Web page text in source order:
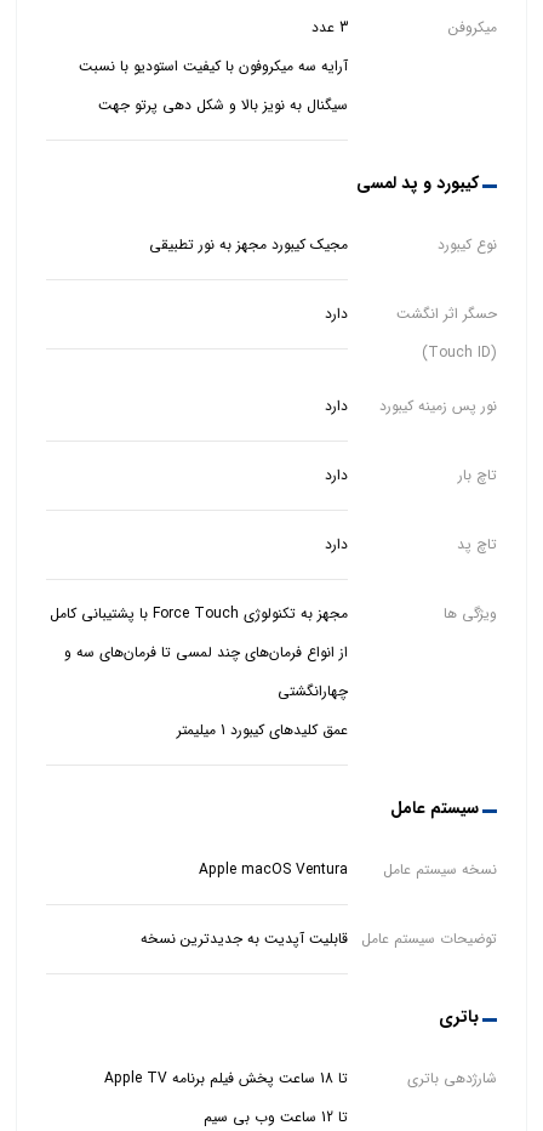
میکروفن
3 عدد
آرایه سه میکروفون با کیفیت استودیو با نسبت
سیگنال به نویز بالا و شکل دهی پرتو جهت
کیبورد و پد لمسی
نوع کیبورد مجیک کیبورد مجهز به نور تطبیقی
حسگر اثر انگشت
(Touch ID)
دارد
نور پس زمینه کیبورد دارد
تاچ بار دارد
تاچ پد دارد
ویژگی ها
مجهز به تکنولوژی Force Touch با پشتیبانی کامل
از انواع فرمان‌های چند لمسی تا فرمان‌های سه و
عمق کلیدهای کیبورد 1 میلیمتر
سیستم عامل
نسخه سیستم عامل Apple macOS Ventura
توضیحات سیستم عامل قابلیت آپدیت به جدیدترین نسخه
باتری
شارژدهی باتری
تا 18 ساعت پخش فیلم برنامه Apple TV
تا 12 ساعت وب بی سیم